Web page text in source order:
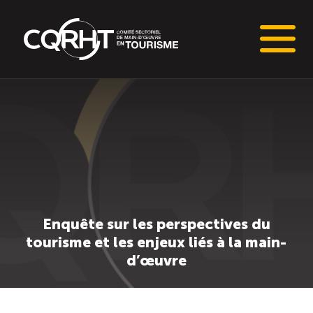
Connaissances stratégiques
Informations sur le marché du travail (IMT)
Main-d’oeuvre en tourisme
Enquête sur les perspectives du
tourisme et les enjeux liés à la main-
d’œuvre